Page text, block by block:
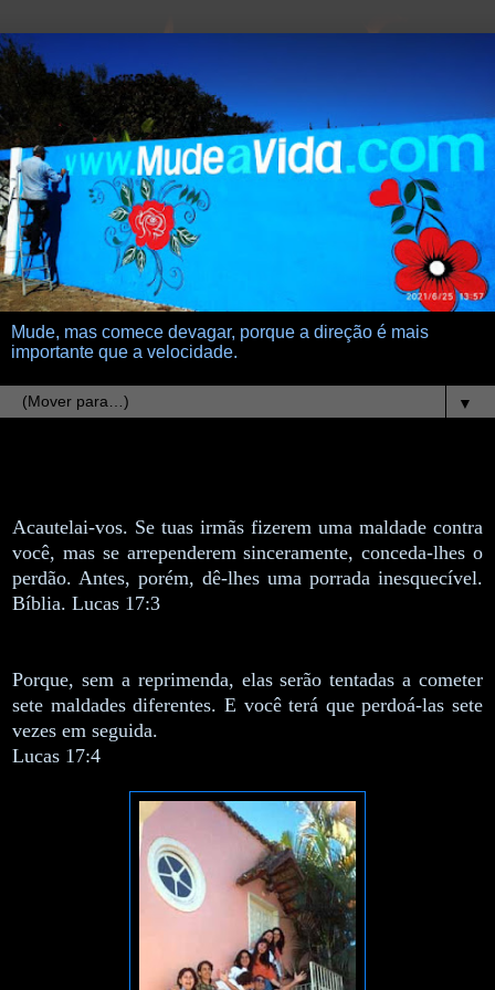
Mude, mas comece devagar, porque a direção é mais
importante que a velocidade.
▼
Acautelai-vos. Se tuas irmãs fizerem uma maldade contra
você, mas se arrependerem sinceramente, conceda-lhes o
perdão. Antes, porém, dê-lhes uma porrada inesquecível.
Bíblia. Lucas 17:3
Porque, sem a reprimenda, elas serão tentadas a cometer
sete maldades diferentes. E você terá que perdoá-las sete
vezes em seguida.
Lucas 17:4